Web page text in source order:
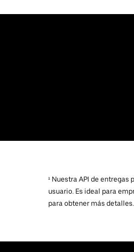
¹ Nuestra API de
usuario. Es ideal para
para obtener más detalles.